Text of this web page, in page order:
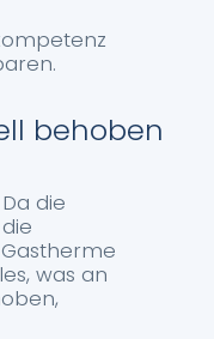
behoben
die
was an